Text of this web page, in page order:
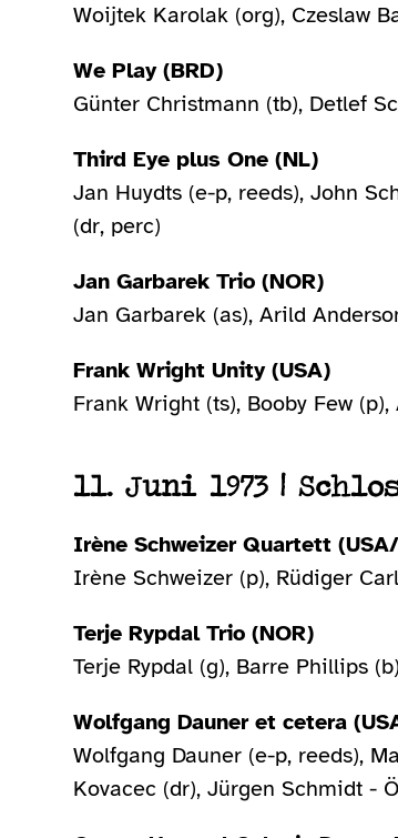
Woijtek Karolak (org), Czeslaw
We Play (BRD)
Günter Christmann (tb), Detlef
Third Eye plus One (NL)
Jan Huydts (e-p, reeds), John
(dr, perc)
Jan Garbarek Trio (NOR)
Jan Garbarek (as), Arild
Frank Wright Unity (USA)
Frank Wright (ts), Booby Few
11. Juni 1973 |
Irène Schweizer Quartett
Irène Schweizer (p), Rüdiger
Terje Rypdal Trio (NOR)
Terje Rypdal (g), Barre Phillips
Wolfgang Dauner et cetera
Wolfgang Dauner (e-p, reeds),
Kovacec (dr), Jürgen Schmidt -